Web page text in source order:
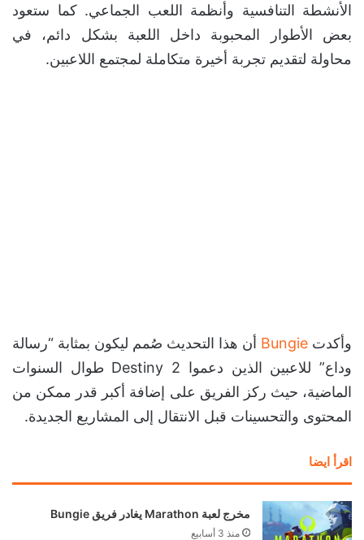
الأنشطة التنافسية وأنظمة اللعب الجماعي. كما ستعود
بعض الأطوار المحبوبة داخل اللعبة بشكل دائم، في
محاولة لتقديم تجربة أخيرة متكاملة لمجتمع اللاعبين.
وأكدت Bungie أن هذا التحديث صُمم ليكون بمثابة “رسالة
وداع” للاعبين الذين دعموا Destiny 2 طوال السنوات
الماضية، حيث ركز الفريق على إضافة أكبر قدر ممكن من
المحتوى والتحسينات قبل الانتقال إلى المشاريع الجديدة.
اقرأ ايضا
مخرج لعبة Marathon يغادر فريق Bungie
منذ 3 أسابيع